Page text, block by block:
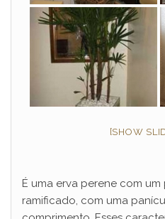
[SHOW
É uma erva perene com
ramificado, com uma